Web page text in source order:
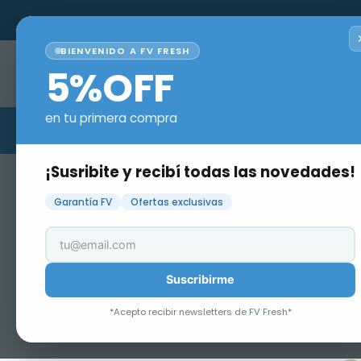
¿Qué estás
BIENVENIDO A FV FRESH
5%OFF
en tu primera compra
¡Susribite y recibí todas las novedades!
Garantía FV Ofertas exclusivas
Suscribirme
*Acepto recibir newsletters de FV Fresh*
arrepentimiento